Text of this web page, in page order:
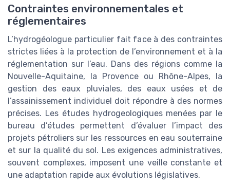
Contraintes environnementales et
réglementaires
L’hydrogéologue particulier fait face à des contraintes
strictes liées à la protection de l’environnement et à la
réglementation sur l’eau. Dans des régions comme la
Nouvelle-Aquitaine, la Provence ou Rhône-Alpes, la
gestion des eaux pluviales, des eaux usées et de
l’assainissement individuel doit répondre à des normes
précises. Les études hydrogeologiques menées par le
bureau d’études permettent d’évaluer l’impact des
projets pétroliers sur les ressources en eau souterraine
et sur la qualité du sol. Les exigences administratives,
souvent complexes, imposent une veille constante et
une adaptation rapide aux évolutions législatives.